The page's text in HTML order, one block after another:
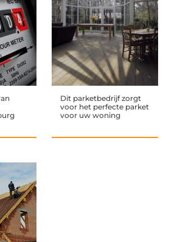
Dit parketbedrijf zorgt
voor het perfecte parket
voor uw woning